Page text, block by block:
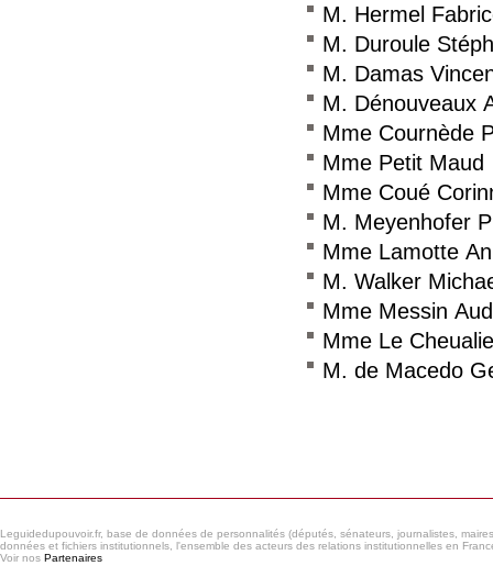
M. Hermel
M. Duroule
M. Damas
M. Dénouveaux
Mme Cournède
Mme Petit Maud
Mme Coué
M. Meyenhofer
Mme Lamotte
M. Walker
Mme Messin
Mme Le
M. de Macedo
Leguidedupouvoir.fr, base de données de personnalités (députés, sénateurs, journalistes,
données et fichiers institutionnels, l'ensemble des acteurs des relations institutionnelles en
Voir nos Partenaires